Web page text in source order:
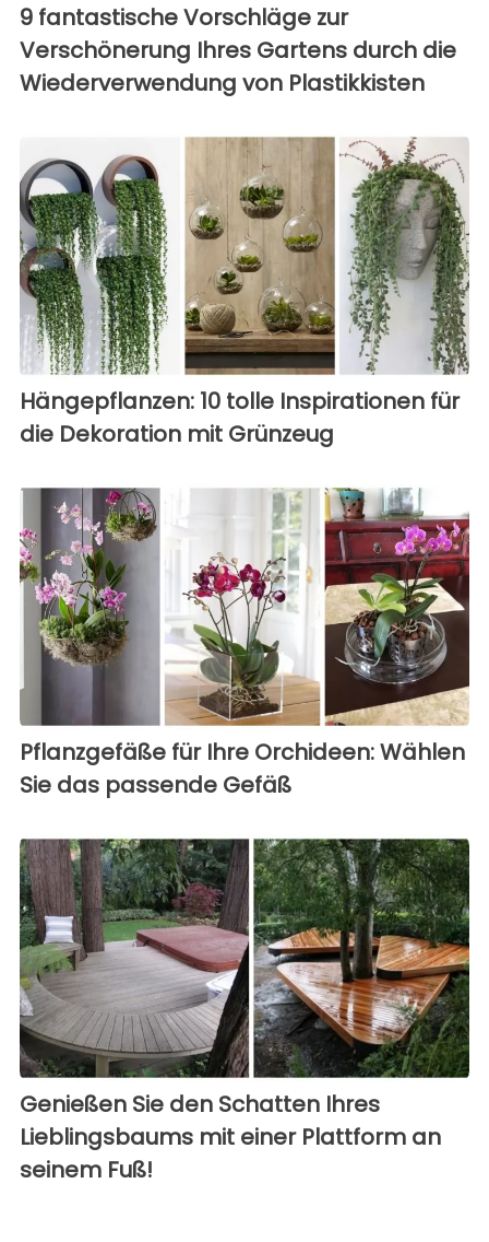
9 fantastische Vorschläge zur
Verschönerung Ihres Gartens durch die
Wiederverwendung von Plastikkisten
Hängepflanzen: 10 tolle Inspirationen für
die Dekoration mit Grünzeug
Pflanzgefäße für Ihre Orchideen: Wählen
Sie das passende Gefäß
Genießen Sie den Schatten Ihres
Lieblingsbaums mit einer Plattform an
seinem Fuß!